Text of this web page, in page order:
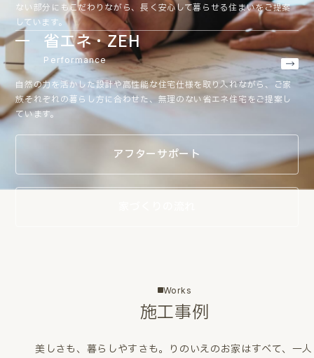
ない部分にもこだわりながら、長く安心して暮らせる住まいをご提案
しています。
省エネ・ZEH
Performance
自然の力を活かした設計や高性能な住宅仕様を取り入れながら、ご家
族それぞれの暮らし方に合わせた、無理のない省エネ住宅をご提案し
ています。
アフターサポート
Works
施工事例
美しさも、暮らしやすさも。
りのいえのお家はすべて、一人